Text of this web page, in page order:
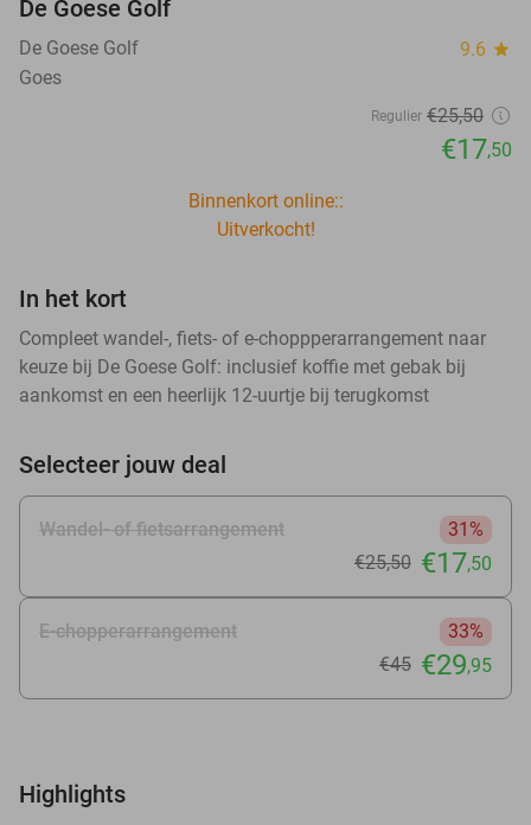
De Goese Golf
De Goese Golf 9.6 star
Goes
Regulier €25,50
€17,50
Binnenkort online::
Uitverkocht!
In het kort
Compleet wandel-, fiets- of e-choppperarrangement naar
keuze bij De Goese Golf: inclusief koffie met gebak bij
aankomst en een heerlijk 12-uurtje bij terugkomst
Selecteer jouw deal
Wandel- of fietsarrangement
31%
€25,50 €17,50
E-chopperarrangement
33%
€45 €29,95
Highlights